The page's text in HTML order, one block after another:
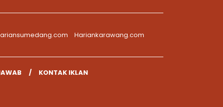
Hariankarawang.com
KONTAK IKLAN